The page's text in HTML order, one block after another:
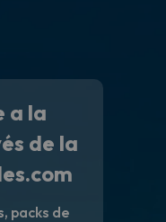
a la
de la
packs de